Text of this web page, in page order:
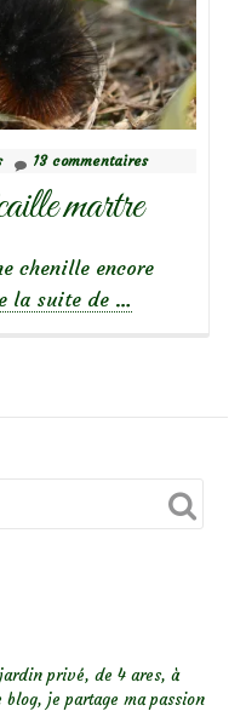
13 commentaires
martre
chenille encore
la suite de
Chenille
l’écaille
martre
…
privé, de 4 ares, à
je partage ma passion